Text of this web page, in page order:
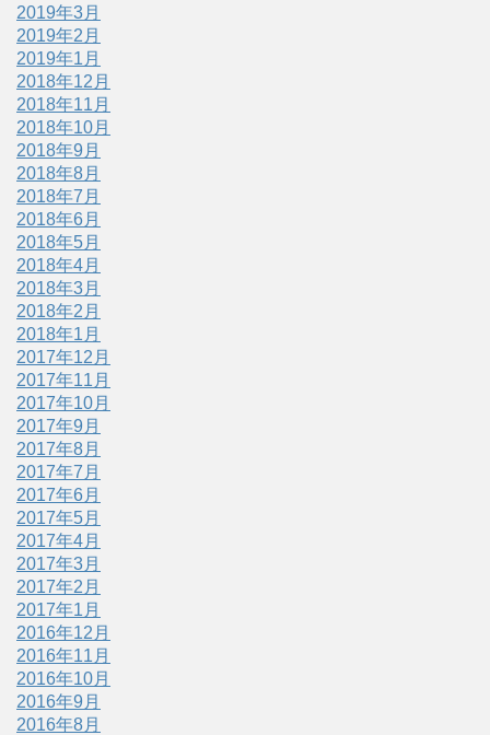
2019年3月
2019年2月
2019年1月
2018年12月
2018年11月
2018年10月
2018年9月
2018年8月
2018年7月
2018年6月
2018年5月
2018年4月
2018年3月
2018年2月
2018年1月
2017年12月
2017年11月
2017年10月
2017年9月
2017年8月
2017年7月
2017年6月
2017年5月
2017年4月
2017年3月
2017年2月
2017年1月
2016年12月
2016年11月
2016年10月
2016年9月
2016年8月